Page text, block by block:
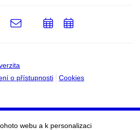
o přístupnosti Cookies
LinkedIn
e-
PřidatPřidat
webu a k personalizaci